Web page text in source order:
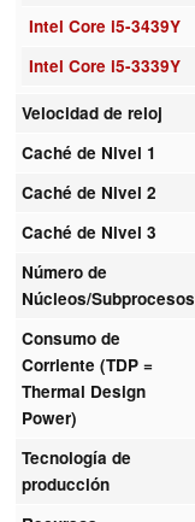
Intel Core i5-3439Y
Intel Core i5-3339Y
Velocidad de reloj
Caché de Nivel 1
Caché de Nivel 2
Caché de Nivel 3
Número de
Núcleos/Subprocesos
Consumo de
Corriente (TDP =
Thermal Design
Power)
Tecnología de
producción